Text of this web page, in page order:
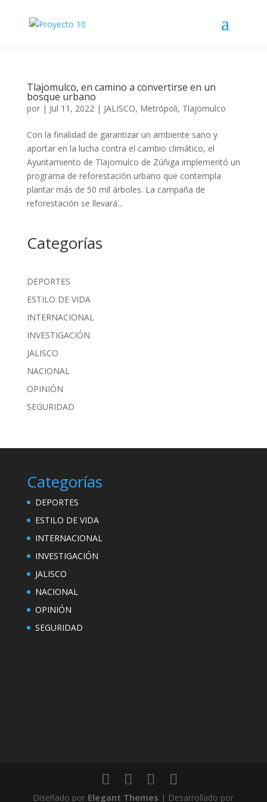
Tlajomulco, en camino a convertirse en un
bosque urbano
por | Jul 11, 2022| JALISCO, Metrópoli, Tlajomulco
Con la finalidad de garantizar un ambiente sano y
aportar en la lucha contra el cambio climático, el
Ayuntamiento de Tlajomulco de Zúñiga implementó un
programa de reforestación urbano que contempla
plantar más de 50 mil árboles. La campaña de
reforestación se llevará...
Categorías
DEPORTES
ESTILO DE VIDA
INTERNACIONAL
INVESTIGACIÓN
JALISCO
NACIONAL
OPINIÓN
SEGURIDAD
Categorías
DEPORTES
ESTILO DE VIDA
INTERNACIONAL
INVESTIGACIÓN
JALISCO
NACIONAL
OPINIÓN
SEGURIDAD
Diseñado por Elegant Themes | Desarrollado por